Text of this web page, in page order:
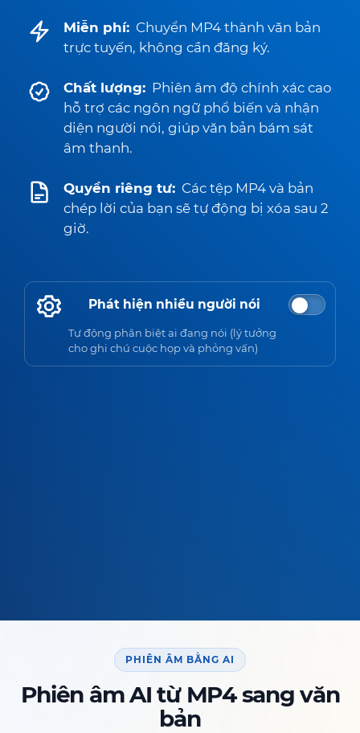
Miễn phí: Chuyển MP4 thành văn bản
trực tuyến, không cần đăng ký.
Chất lượng: Phiên âm độ chính xác cao
hỗ trợ các ngôn ngữ phổ biến và nhận
diện người nói, giúp văn bản bám sát
âm thanh.
Quyền riêng tư: Các tệp MP4 và bản
chép lời của bạn sẽ tự động bị xóa sau 2
giờ.
Phát hiện nhiều người nói
Tự động phân biệt ai đang nói (lý tưởng
cho ghi chú cuộc họp và phỏng vấn)
PHIÊN ÂM BẰNG AI
Phiên âm AI từ MP4 sang văn
bản